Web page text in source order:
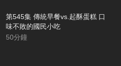
第545集 傳統早餐vs.起酥蛋糕 口
味不敗的國民小吃
50分鐘